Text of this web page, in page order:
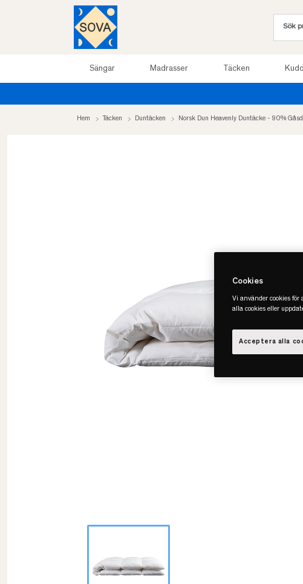
Sängar Madrasser Täcken
Hem Täcken Duntäcken Norsk Dun Heavenly Duntäcke - 90%
Cookies
Vi använder cookies
alla cookies eller
Acceptera alla